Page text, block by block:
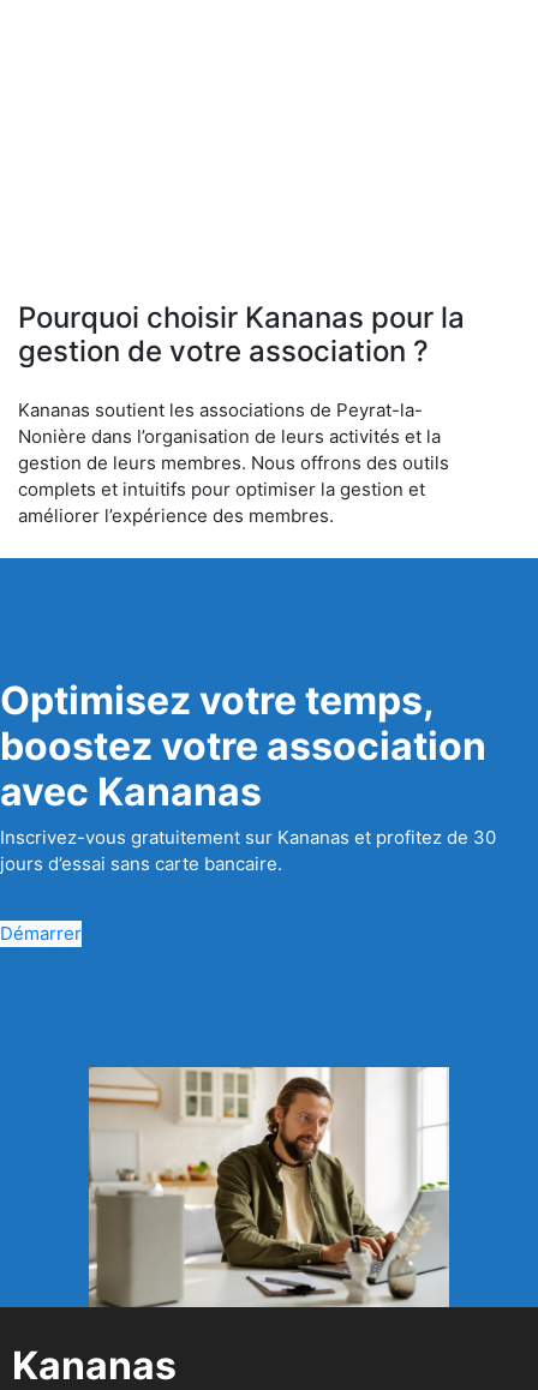
Pourquoi choisir Kananas pour la
gestion de votre association ?
Kananas soutient les associations de Peyrat-la-
Nonière dans l’organisation de leurs activités et la
gestion de leurs membres. Nous offrons des outils
complets et intuitifs pour optimiser la gestion et
améliorer l’expérience des membres.
Optimisez votre temps,
boostez votre association
avec Kananas
Inscrivez-vous gratuitement sur Kananas et profitez de 30
jours d’essai sans carte bancaire.
Démarrer
Kananas